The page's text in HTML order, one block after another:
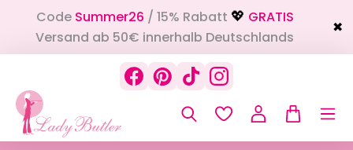
springen
CodeSummer26 / 15% Rabatt 💖 GRATIS
Versand ab 50€ innerhalb Deutschlands
✖